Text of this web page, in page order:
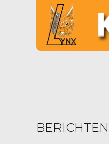
BERICHTEN